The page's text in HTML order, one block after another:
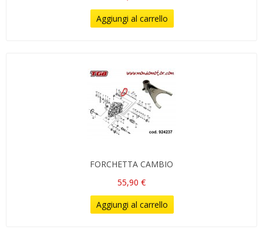
Aggiungi al carrello
FORCHETTA CAMBIO
55,90 €
Aggiungi al carrello